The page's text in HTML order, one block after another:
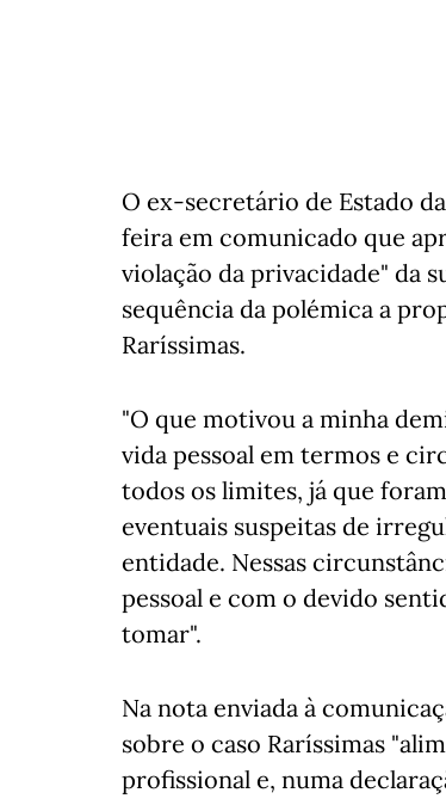
O ex-secretário de Estado
feira em comunicado que
violação da privacidade" da
sequência da polémica a
Raríssimas.
"O que motivou a minha
vida pessoal em termos e
todos os limites, já que
eventuais suspeitas de
entidade. Nessas
pessoal e com o devido
tomar".
Na nota enviada à
sobre o caso Raríssimas
profissional e, numa